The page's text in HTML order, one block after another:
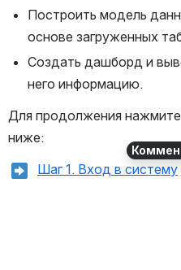
Построить модель
основе загруженных
Создать дашборд и
него информацию.
Для продолжения
ниже:
Шаг 1. Вход в систему